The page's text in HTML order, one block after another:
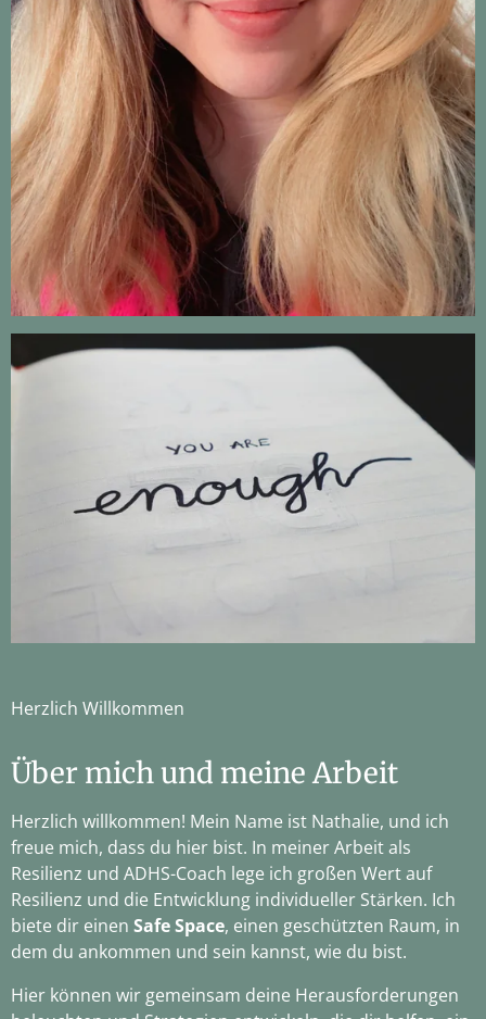
Herzlich Willkommen
Über mich und meine Arbeit
Herzlich willkommen! Mein Name ist Nathalie, und ich
freue mich, dass du hier bist. In meiner Arbeit als
Resilienz und ADHS-Coach lege ich großen Wert auf
Resilienz und die Entwicklung individueller Stärken. Ich
biete dir einen Safe Space, einen geschützten Raum, in
dem du ankommen und sein kannst, wie du bist.
Hier können wir gemeinsam deine Herausforderungen